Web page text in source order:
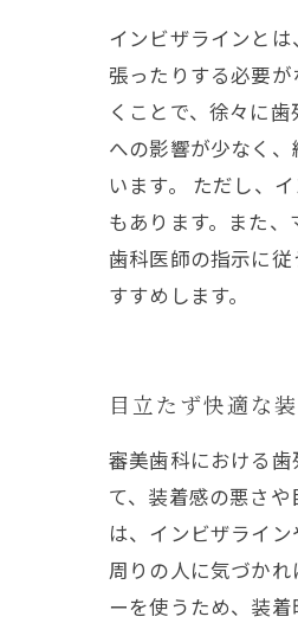
インビザラインと
張ったりする必要
くことで、徐々に
への影響が少なく
います。 ただし、
もあります。また
歯科医師の指示に
すすめします。
目立たず快適な
審美歯科における
て、装着感の悪さ
は、インビザライ
周りの人に気づか
ーを使うため、装